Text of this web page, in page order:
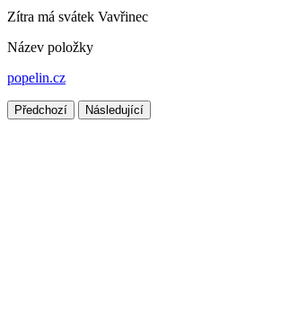
Zítra má svátek Vavřinec
Název položky
popelin.cz
Předchozí Následující